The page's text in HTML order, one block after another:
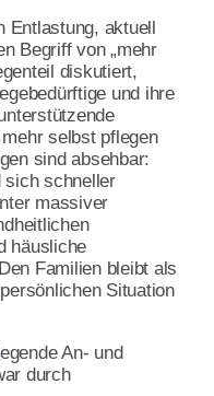
AWO
der Armut
spielt eine
Entlastung, aktuell
Begriff von „mehr
diskutiert,
und ihre
selbst pflegen
sind absehbar:
sich schneller
massiver
häusliche
Familien bleibt als
Situation
An- und
durch